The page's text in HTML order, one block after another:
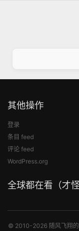
其他操作
登录
条目 feed
评论 feed
WordPress.org
全球都在看（才怪
© 2010-2026 随风飞翔